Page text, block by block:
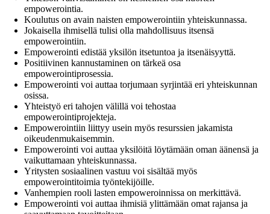
empowerointia.
Koulutus on avain naisten empowerointiin yhteiskunnassa.
Jokaisella ihmisellä tulisi olla mahdollisuus itsensä
empowerointiin.
Empowerointi edistää yksilön itsetuntoa ja itsenäisyyttä.
Positiivinen kannustaminen on tärkeä osa
empowerointiprosessia.
Empowerointi voi auttaa torjumaan syrjintää eri yhteiskunnan
osissa.
Yhteistyö eri tahojen välillä voi tehostaa
empowerointiprojekteja.
Empowerointiin liittyy usein myös resurssien jakamista
oikeudenmukaisemmin.
Empowerointi voi auttaa yksilöitä löytämään oman äänensä ja
vaikuttamaan yhteiskunnassa.
Yritysten sosiaalinen vastuu voi sisältää myös
empowerointitoimia työntekijöille.
Vanhempien rooli lasten empoweroinnissa on merkittävä.
Empowerointi voi auttaa ihmisiä ylittämään omat rajansa ja